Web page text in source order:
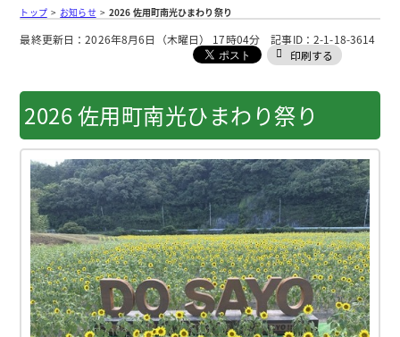
総合トップ
トップ> お知らせ>2026 佐用町南光ひまわり祭り
最終更新日：2026年8月6日（木曜日） 17時04分 記事ID：2-1-18-3614
印刷する
2026 佐用町南光ひまわり祭り